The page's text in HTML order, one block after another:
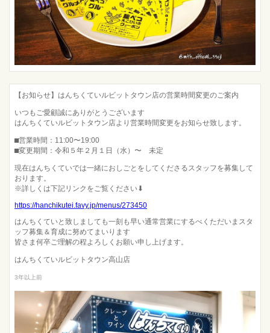
【お知らせ】はんちくていルビットタウン店の営業時間変更のご案内
いつもご愛顧誠にありがとうございます
はんちくていルビットタウン店より営業時間変更をお知らせ致します。
⬛︎営業時間：11:00〜19:00
⬛︎変更期間：令和５年２月１日（水）〜 未定
現在はんちくていでは一緒におしごとをしてくださるスタッフを募集して
おります。
※詳しくは下記リンクをご覧ください⬇︎
https://hanchikutei.favy.jp/menus/273450
はんちくていと致しましても一刻も早い通常営業にするべくただいまスタ
ッフ募集＆育成に努めてまいります
皆さま何卒ご理解の程よろしくお願い申し上げます。
はんちくていルビットタウン高山店
3年以上前